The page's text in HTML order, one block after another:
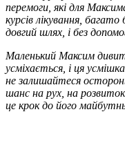
перемоги, які для
курсів лікування,
довгий шлях, і без
Маленький Максим
усміхається, і ця
не залишайтеся
шанс на рух, на
це крок до його